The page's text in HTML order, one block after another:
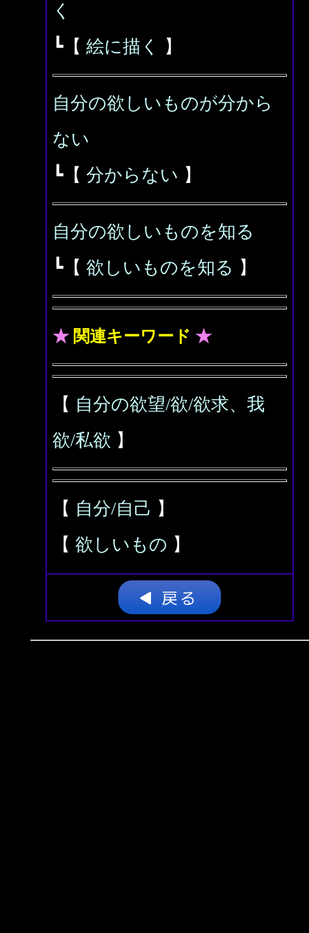
く
┗【 絵に描く 】
自分の欲しいものが分から
ない
┗【 分からない 】
自分の欲しいものを知る
┗【 欲しいものを知る 】
★ 関連キーワード ★
【 自分の欲望/欲/欲求、我
欲/私欲 】
【 自分/自己 】
【 欲しいもの 】